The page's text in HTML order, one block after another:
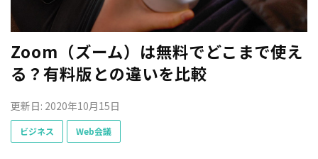
Zoom（ズーム）は無料でどこまで使え
る？有料版との違いを比較
更新日: 2020年10月15日
ビジネス Web会議